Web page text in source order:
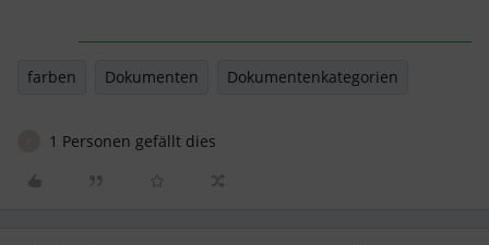
farben Dokumenten Dokumentenkategorien
1 Personen gefällt dies